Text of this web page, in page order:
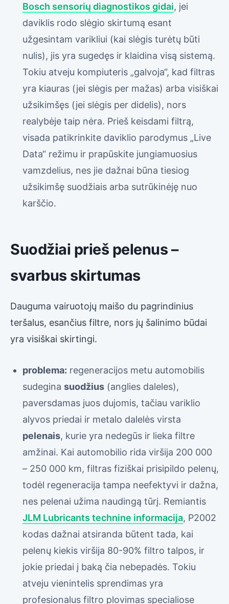
Bosch sensorių diagnostikos gidai, jei
daviklis rodo slėgio skirtumą esant
užgesintam varikliui (kai slėgis turėtų būti
nulis), jis yra sugedęs ir klaidina visą sistemą.
Tokiu atveju kompiuteris „galvoja“, kad filtras
yra kiauras (jei slėgis per mažas) arba visiškai
užsikimšęs (jei slėgis per didelis), nors
realybėje taip nėra. Prieš keisdami filtrą,
visada patikrinkite daviklio parodymus „Live
Data“ režimu ir prapūskite jungiamuosius
vamzdelius, nes jie dažnai būna tiesiog
užsikimšę suodžiais arba sutrūkinėję nuo
karščio.
Suodžiai prieš pelenus –
svarbus skirtumas
Dauguma vairuotojų maišo du pagrindinius
teršalus, esančius filtre, nors jų šalinimo būdai
yra visiškai skirtingi.
problema: regeneracijos metu automobilis
sudegina suodžius (anglies daleles),
paversdamas juos dujomis, tačiau variklio
alyvos priedai ir metalo dalelės virsta
pelenais, kurie yra nedegūs ir lieka filtre
amžinai. Kai automobilio rida viršija 200 000
– 250 000 km, filtras fiziškai prisipildo pelenų,
todėl regeneracija tampa neefektyvi ir dažna,
nes pelenai užima naudingą tūrį. Remiantis
JLM Lubricants technine informacija, P2002
kodas dažnai atsiranda būtent tada, kai
pelenų kiekis viršija 80-90% filtro talpos, ir
jokie priedai į baką čia nebepadės. Tokiu
atveju vienintelis sprendimas yra
profesionalus filtro plovimas specialiose